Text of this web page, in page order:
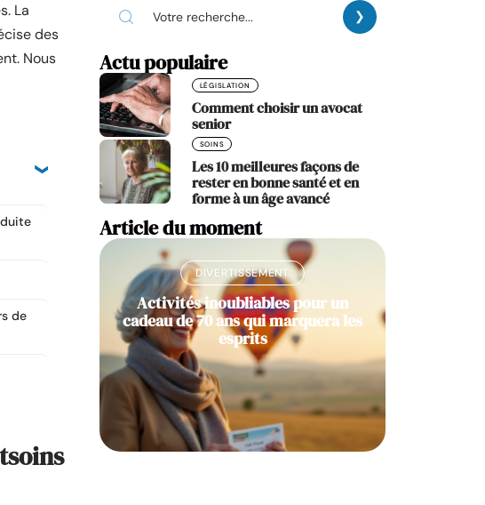
La
des
Nous
de
Actu populaire
LÉGISLATION
Comment choisir un avocat
senior
SOINS
Les 10 meilleures façons de
rester en bonne santé et en
forme à un âge avancé
Article du moment
DIVERTISSEMENT
Activités inoubliables pour un
cadeau de 70 ans qui marquera les
esprits